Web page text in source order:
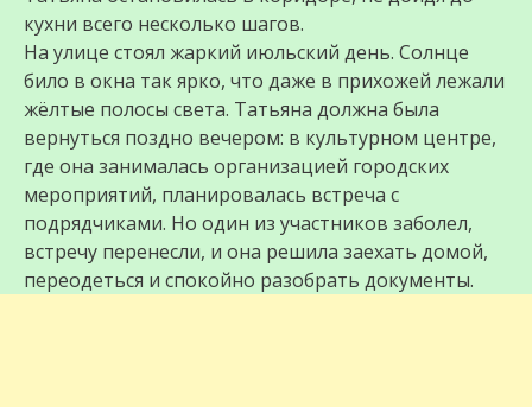
кухни всего несколько шагов.
На улице стоял жаркий июльский день. Солнце
било в окна так ярко, что даже в прихожей лежали
жёлтые полосы света. Татьяна должна была
вернуться поздно вечером: в культурном центре,
где она занималась организацией городских
мероприятий, планировалась встреча с
подрядчиками. Но один из участников заболел,
встречу перенесли, и она решила заехать домой,
переодеться и спокойно разобрать документы.